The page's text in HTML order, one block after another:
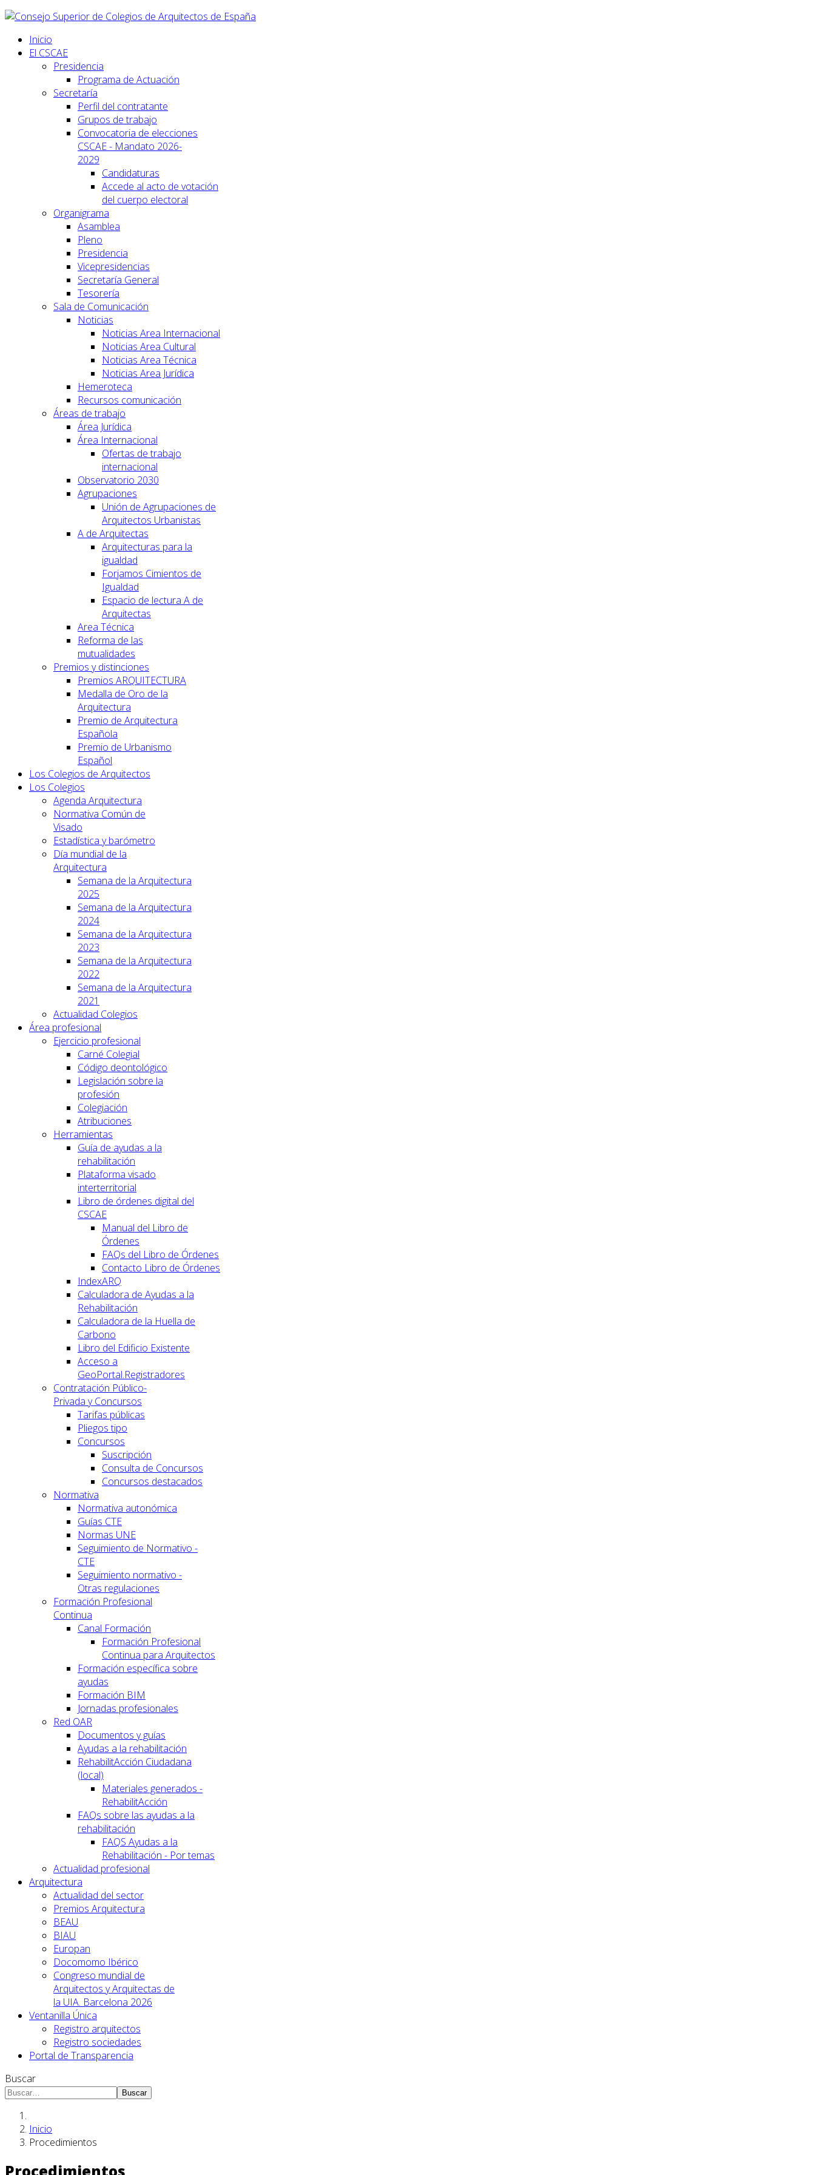
Inicio
El CSCAE
Presidencia
Programa de Actuación
Secretaría
Perfil del contratante
Grupos de trabajo
Convocatoria de elecciones
CSCAE - Mandato 2026-
2029
Candidaturas
Accede al acto de votación
del cuerpo electoral
Organigrama
Asamblea
Pleno
Presidencia
Vicepresidencias
Secretaría General
Tesorería
Sala de Comunicación
Noticias
Noticias Area Internacional
Noticias Area Cultural
Noticias Area Técnica
Noticias Area Jurídica
Hemeroteca
Recursos comunicación
Áreas de trabajo
Área Jurídica
Área Internacional
Ofertas de trabajo
internacional
Observatorio 2030
Agrupaciones
Unión de Agrupaciones de
Arquitectos Urbanistas
A de Arquitectas
Arquitecturas para la
igualdad
Forjamos Cimientos de
Igualdad
Espacio de lectura A de
Arquitectas
Area Técnica
Reforma de las
mutualidades
Premios y distinciones
Premios ARQUITECTURA
Medalla de Oro de la
Arquitectura
Premio de Arquitectura
Española
Premio de Urbanismo
Español
Los Colegios de Arquitectos
Los Colegios
Agenda Arquitectura
Normativa Común de
Visado
Estadística y barómetro
Día mundial de la
Arquitectura
Semana de la Arquitectura
2025
Semana de la Arquitectura
2024
Semana de la Arquitectura
2023
Semana de la Arquitectura
2022
Semana de la Arquitectura
2021
Actualidad Colegios
Área profesional
Ejercicio profesional
Carné Colegial
Código deontológico
Legislación sobre la
profesión
Colegiación
Atribuciones
Herramientas
Guía de ayudas a la
rehabilitación
Plataforma visado
interterritorial
Libro de órdenes digital del
CSCAE
Manual del Libro de
Órdenes
FAQs del Libro de Órdenes
Contacto Libro de Órdenes
IndexARQ
Calculadora de Ayudas a la
Rehabilitación
Calculadora de la Huella de
Carbono
Libro del Edificio Existente
Acceso a
GeoPortal.Registradores
Contratación Público-
Privada y Concursos
Tarifas públicas
Pliegos tipo
Concursos
Suscripción
Consulta de Concursos
Concursos destacados
Normativa
Normativa autonómica
Guías CTE
Normas UNE
Seguimiento de Normativo -
CTE
Seguimiento normativo -
Otras regulaciones
Formación Profesional
Continua
Canal Formación
Formación Profesional
Continua para Arquitectos
Formación específica sobre
ayudas
Formación BIM
Jornadas profesionales
Red OAR
Documentos y guías
Ayudas a la rehabilitación
RehabilitAcción Ciudadana
(local)
Materiales generados -
RehabilitAcción
FAQs sobre las ayudas a la
rehabilitación
FAQS Ayudas a la
Rehabilitación - Por temas
Actualidad profesional
Arquitectura
Actualidad del sector
Premios Arquitectura
BEAU
BIAU
Europan
Docomomo Ibérico
Congreso mundial de
Arquitectos y Arquitectas de
la UIA. Barcelona 2026
Ventanilla Única
Registro arquitectos
Registro sociedades
Portal de Transparencia
Buscar
Buscar
Inicio
Procedimientos